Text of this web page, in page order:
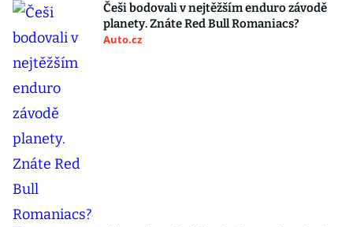
Češi bodovali v nejtěžším enduro závodě
planety. Znáte Red Bull Romaniacs?
Auto.cz